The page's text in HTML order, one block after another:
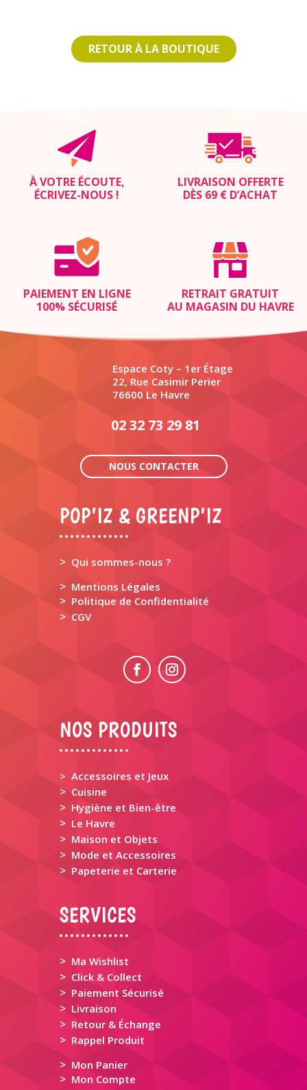
RETOUR À LA BOUTIQUE
À VOTRE ÉCOUTE,
ÉCRIVEZ-NOUS !
LIVRAISON OFFERTE
DÈS 69 € D’ACHAT
PAIEMENT EN LIGNE
100% SÉCURISÉ
RETRAIT GRATUIT
AU MAGASIN DU HAVRE
Espace Coty – 1er Étage
22, Rue Casimir Perier
76600 Le Havre
02 32 73 29 81
NOUS CONTACTER
POP’IZ & GREENP’IZ
> Qui sommes-nous ?
> Mentions Légales
> Politique de Confidentialité
> CGV
NOS PRODUITS
> Accessoires et Jeux
> Cuisine
> Hygiène et Bien-être
> Le Havre
> Maison et Objets
> Mode et Accessoires
> Papeterie et Carterie
SERVICES
> Ma Wishlist
> Click & Collect
> Paiement Sécurisé
> Livraison
> Retour & Échange
> Rappel Produit
> Mon Panier
> Mon Compte